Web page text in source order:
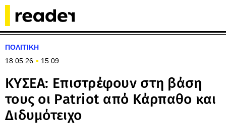
ΠΟΛΙΤΙΚΗ
18.05.26
15:09
ΚΥΣΕΑ: Επιστρέφουν στη βάση
τους οι Patriot από Κάρπαθο και
Διδυμότειχο